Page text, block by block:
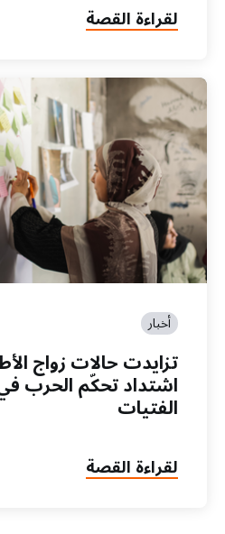
لقراءة القصة
أخبار
تزايدت حالات زواج
اشتداد تحكّم الحرب
الفتيات
لقراءة القصة